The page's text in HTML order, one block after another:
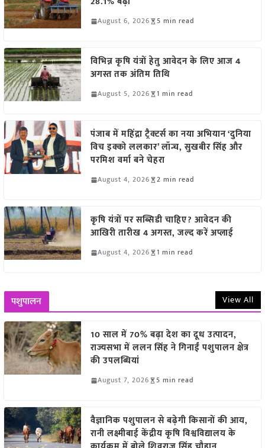
August 6, 2026 5 min read
विभिन्न कृषि यंत्रों हेतु आवेदन के लिए आज 4
अगस्त तक अंतिम तिथि
August 5, 2026 1 min read
पंजाब में महिंद्रा ट्रैक्टर्स का नया अभियान ‘दुनिया
विच इक्को ललकार’ लॉन्च, सुखबीर सिंह और
परमिश वर्मा बने चेहरा
August 4, 2026 2 min read
कृषि यंत्रों पर सब्सिडी चाहिए? आवेदन की
आखिरी तारीख 4 अगस्त, जल्द करें अप्लाई
August 4, 2026 1 min read
पशुपालन View All
10 साल में 70% बढ़ा देश का दूध उत्पादन,
राज्यसभा में ललन सिंह ने गिनाईं पशुपालन क्षेत्र
की उपलब्धियां
August 7, 2026 5 min read
वैज्ञानिक पशुपालन से बढ़ेगी किसानों की आय,
रानी लक्ष्मीबाई केंद्रीय कृषि विश्वविद्यालय के